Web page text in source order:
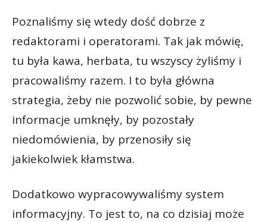
Poznaliśmy się wtedy dość dobrze z
redaktorami i operatorami. Tak jak mówię,
tu była kawa, herbata, tu wszyscy żyliśmy i
pracowaliśmy razem. I to była główna
strategia, żeby nie pozwolić sobie, by pewne
informacje umknęły, by pozostały
niedomówienia, by przenosiły się
jakiekolwiek kłamstwa.
Dodatkowo wypracowywaliśmy system
informacyjny. To jest to, na co dzisiaj może